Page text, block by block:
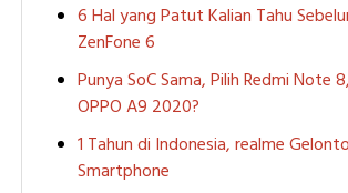
6 Hal yang Patut Kalian Tahu
ZenFone 6
Punya SoC Sama, Pilih Redmi Note
OPPO A9 2020?
1 Tahun di Indonesia, realme
Smartphone